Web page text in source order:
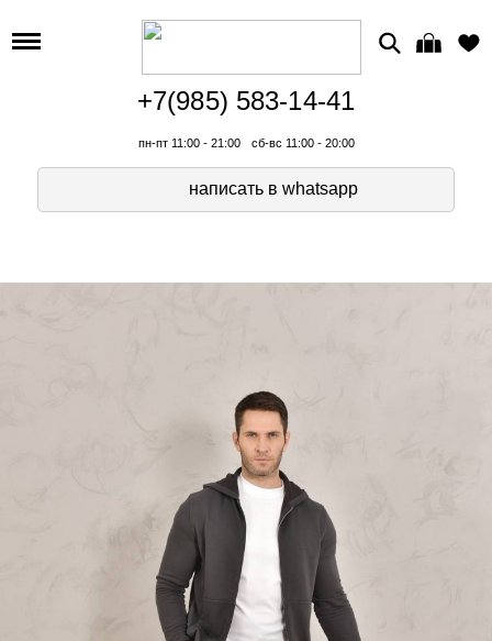
+7(985) 583-14-41
пн-пт 11:00 - 21:00 сб-вс 11:00 - 20:00
написать в whatsapp